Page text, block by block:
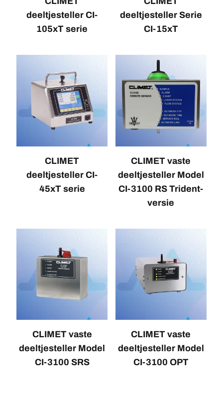
deeltjesteller CI-
105xT serie
deeltjesteller Serie
CI-15xT
CLIMET
deeltjesteller CI-
45xT serie
CLIMET vaste
deeltjesteller Model
CI-3100 RS Trident-
versie
CLIMET vaste
deeltjesteller Model
CI-3100 SRS
CLIMET vaste
deeltjesteller Model
CI-3100 OPT